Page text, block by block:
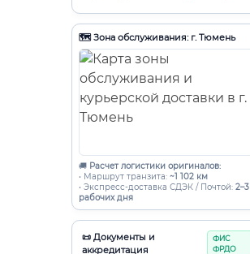
🗺️ Зона обслуживания: г. Тюмень
🚚 Расчет логистики оригиналов:
• Маршрут транзита: ~1 102 км
• Экспресс-доставка СДЭК / Почтой: 2–3
рабочих дня
📜 Документы и
аккредитация
ФИС
ФРДО